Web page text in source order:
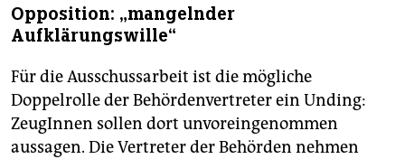
Opposition: „mangelnder
Aufklärungswille“
Für die Ausschussarbeit ist die mögliche
Doppelrolle der Behördenvertreter ein Unding:
ZeugInnen sollen dort unvoreingenommen
aussagen. Die Vertreter der Behörden nehmen